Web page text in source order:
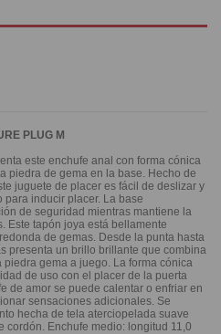
PLUG M
este enchufe anal con forma cónica
piedra de gema en la base. Hecho de
juguete de placer es fácil de deslizar y
inducir placer. La base
de seguridad mientras mantiene la
Este tapón joya está bellamente
de gemas. Desde la punta hasta
presenta un brillo brillante que combina
gema a juego. La forma cónica
de uso con el placer de la puerta
de amor se puede calentar o enfriar en
sensaciones adicionales. Se
hecha de tela aterciopelada suave
cordón. Enchufe medio: longitud 11,0